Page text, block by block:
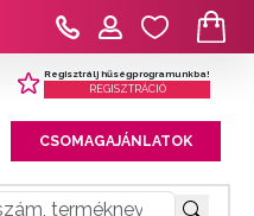
Regisztrálj hűségprogramunkba!
REGISZTRÁCIÓ
CSOMAGAJÁNLATOK